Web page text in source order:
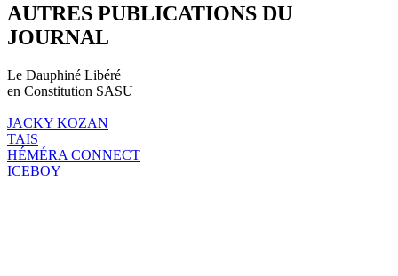
AUTRES PUBLICATIONS DU
JOURNAL
Le Dauphiné Libéré
en Constitution SASU
JACKY KOZAN
TAIS
HÉMÉRA CONNECT
ICEBOY